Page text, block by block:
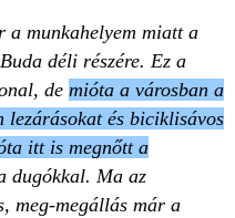
a munkahelyem miatt a
déli részére. Ez a
de mióta a városban a
lezárásokat és biciklisávos
itt is megnőtt a
dugókkal. Ma az
meg-megállás már a